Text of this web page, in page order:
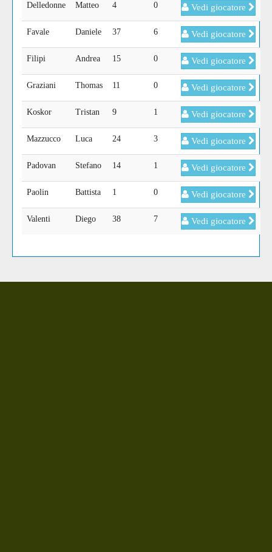
Delledonne Matteo 4 0 Vedi giocatore
Favale Daniele 37 6 Vedi giocatore
Filipi Andrea 15 0 Vedi giocatore
Graziani Thomas 11 0 Vedi giocatore
Koskor Tristan 9 1 Vedi giocatore
Mazzucco Luca 24 3 Vedi giocatore
Padovan Stefano 14 1 Vedi giocatore
Paolin Battista 1 0 Vedi giocatore
Valenti Diego 38 7 Vedi giocatore